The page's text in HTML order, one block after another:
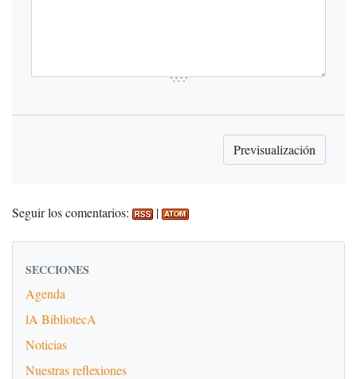
Seguir los comentarios: |
SECCIONES
Agenda
lA BibliotecA
Noticias
Nuestras reflexiones